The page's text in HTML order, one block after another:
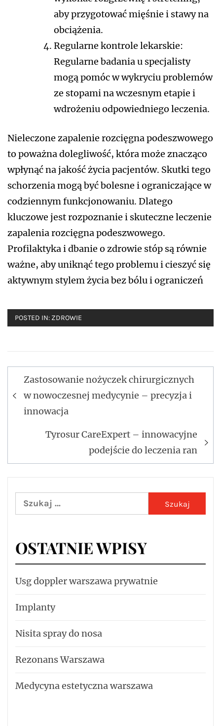
aby przygotować mięśnie i stawy na
obciążenia.
Regularne kontrole lekarskie:
Regularne badania u specjalisty
mogą pomóc w wykryciu problemów
ze stopami na wczesnym etapie i
wdrożeniu odpowiedniego leczenia.
Nieleczone zapalenie rozcięgna podeszwowego
to poważna dolegliwość, która może znacząco
wpłynąć na jakość życia pacjentów. Skutki tego
schorzenia mogą być bolesne i ograniczające w
codziennym funkcjonowaniu. Dlatego
kluczowe jest rozpoznanie i skuteczne leczenie
zapalenia rozcięgna podeszwowego.
Profilaktyka i dbanie o zdrowie stóp są równie
ważne, aby uniknąć tego problemu i cieszyć się
aktywnym stylem życia bez bólu i ograniczeń
POSTED IN: ZDROWIE
Nawigacja
wpisu
Zastosowanie nożyczek chirurgicznych
w nowoczesnej medycynie – precyzja i
innowacja
Tyrosur CareExpert – innowacyjne
podejście do leczenia ran
Szukaj:
OSTATNIE WPISY
Usg doppler warszawa prywatnie
Implanty
Nisita spray do nosa
Rezonans Warszawa
Medycyna estetyczna warszawa